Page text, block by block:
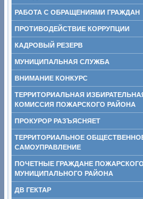
РАБОТА С ОБРАЩЕНИЯМИ ГРАЖДАН
ПРОТИВОДЕЙСТВИЕ КОРРУПЦИИ
КАДРОВЫЙ РЕЗЕРВ
МУНИЦИПАЛЬНАЯ СЛУЖБА
ВНИМАНИЕ КОНКУРС
ТЕРРИТОРИАЛЬНАЯ
КОМИССИЯ ПОЖАРСКОГО РАЙОНА
ПРОКУРОР РАЗЪЯСНЯЕТ
ТЕРРИТОРИАЛЬНОЕ
САМОУПРАВЛЕНИЕ
ПОЧЕТНЫЕ ГРАЖДАНЕ ПОЖАРСКОГО
МУНИЦИПАЛЬНОГО РАЙОНА
ДВ ГЕКТАР